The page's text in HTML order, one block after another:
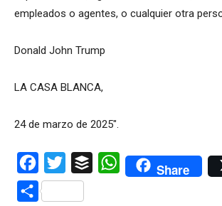
empleados o agentes, o cualquier otra
Donald John Trump
LA CASA BLANCA,
24 de marzo de 2025″.
Facebook
Twitter Buffer WhatsAppShare
Compartir